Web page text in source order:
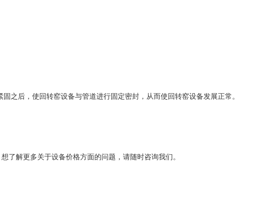
之后，使回转窑设备与管道进行固定密封，从而使回转窑设备发展正常。
了解更多关于设备价格方面的问题，请随时咨询我们。